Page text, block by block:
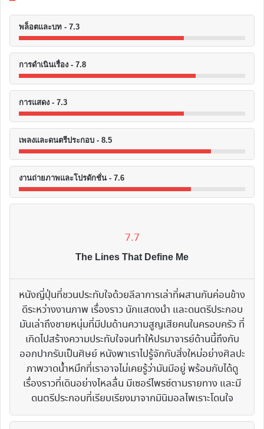
พล็อตและบท - 7.3
การดำเนินเรื่อง - 7.8
การแสดง - 7.3
เพลงและดนตรีประกอบ - 8.5
งานถ่ายภาพและโปรดักชั่น - 7.6
7.7
The Lines That Define Me
หนังญี่ปุ่นที่ชวนประทับใจด้วยลีลาการเล่าที่ผสานกันค่อนข้าง
ดีระหว่างงานภาพ เรื่องราว นักแสดงนำ และดนตรีประกอบ
มันเล่าถึงชายหนุ่มที่มีปมด้านความสูญเสียคนในครอบครัว ที่
เกิดไปสร้างความประทับใจจนทำให้ปรมาจารย์ด้านนี้ถึงกับ
ออกปากรับเป็นศิษย์ หนังพาเราไปรู้จักกับสิ่งใหม่อย่างศิลปะ
ภาพวาดน้ำหมึกที่เราอาจไม่เคยรู้ว่ามันมีอยู่ พร้อมกับได้ดู
เรื่องราวที่เดินอย่างไหลลื่น มีเซอร์ไพรซ์ตามรายทาง และมี
ดนตรีประกอบที่เรียบเรียงมาจากมินิมอลไพเราะโดนใจ